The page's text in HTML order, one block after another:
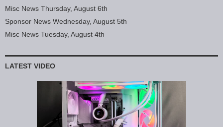
Misc News Thursday, August 6th
Sponsor News Wednesday, August 5th
Misc News Tuesday, August 4th
LATEST VIDEO